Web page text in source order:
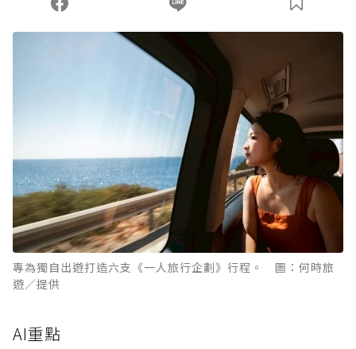
專為獨自出遊打造六支《一人旅行企劃》行程。 圖：何時旅
遊／提供
AI重點